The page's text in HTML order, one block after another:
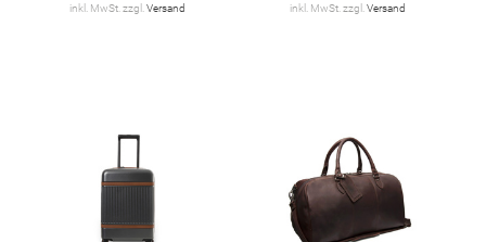
inkl. MwSt. zzgl. Versand inkl. MwSt. zzgl. Versand